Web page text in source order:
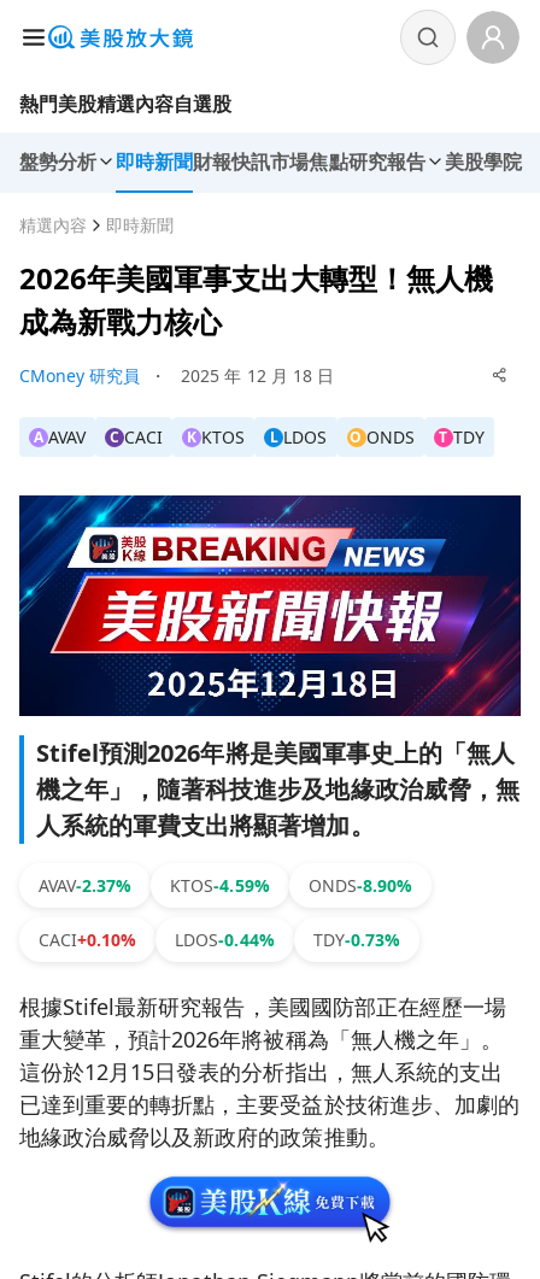
熱門美股精選內容自選股
盤勢分析 即時新聞財報快訊市場焦點研究報告 美股學院
精選內容 即時新聞
2026年美國軍事支出大轉型！無人機
成為新戰力核心
CMoney 研究員 ・ 2025 年 12 月 18 日
A AVAV C CACI K KTOS L LDOS OONDS T TDY
Stifel預測2026年將是美國軍事史上的「無人
機之年」，隨著科技進步及地緣政治威脅，無
人系統的軍費支出將顯著增加。
AVAV-2.37% KTOS-4.59% ONDS-8.90%
CACI+0.10% LDOS-0.44% TDY-0.73%
根據Stifel最新研究報告，美國國防部正在經歷一場
重大變革，預計2026年將被稱為「無人機之年」。
這份於12月15日發表的分析指出，無人系統的支出
已達到重要的轉折點，主要受益於技術進步、加劇的
地緣政治威脅以及新政府的政策推動。